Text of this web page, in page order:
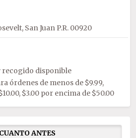
San Juan P.R. 00920
recogido disponible
órdenes de menos de $9.99,
$3.00 por encima de $50.00
CUANTO ANTES